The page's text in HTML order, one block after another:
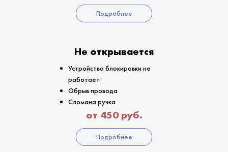
Подробнее
Не открывается
Устройство блокировки не
работает
Обрыв провода
Сломана ручка
от 450 руб.
Подробнее